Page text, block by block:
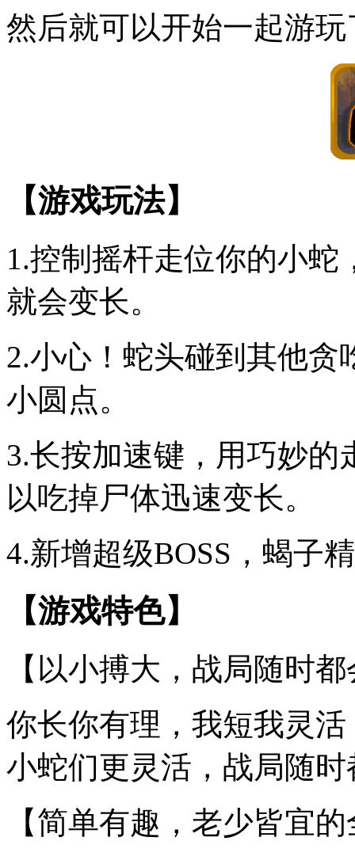
然后就可以开始一起游玩
【游戏玩法】
1.控制摇杆走位你的小
就会变长。
2.小心！蛇头碰到其他
小圆点。
3.长按加速键，用巧妙
以吃掉尸体迅速变长。
4.新增超级BOSS，蝎子
【游戏特色】
【以小搏大，战局随时
你长你有理，我短我灵
小蛇们更灵活，战局随
【简单有趣，老少皆宜